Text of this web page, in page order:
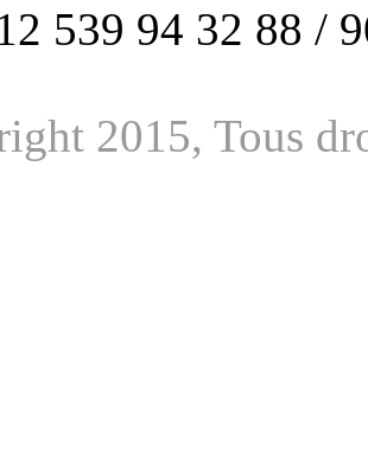
539 94 32 88 /
2015, Tous